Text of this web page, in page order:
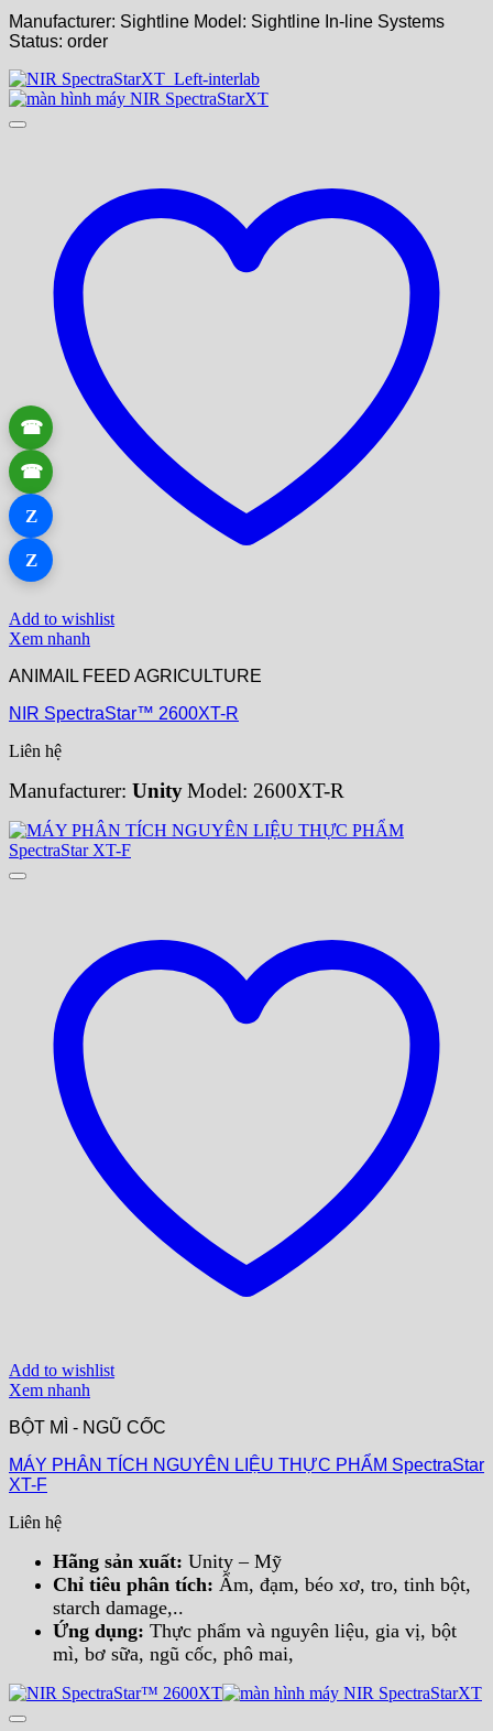
Manufacturer: Sightline Model: Sightline In-line Systems
Status: order
Add to wishlist
Xem nhanh
ANIMAIL FEED AGRICULTURE
NIR SpectraStar™ 2600XT-R
Liên hệ
Manufacturer: UnityModel: 2600XT-R
Add to wishlist
Xem nhanh
BỘT MÌ - NGŨ CỐC
MÁY PHÂN TÍCH NGUYÊN LIỆU THỰC PHẨM SpectraStar
XT-F
Liên hệ
Hãng sản xuất: Unity – Mỹ
Chỉ tiêu phân tích: Ẩm, đạm, béo xơ, tro, tinh bột,
starch damage,..
Ứng dụng: Thực phẩm và nguyên liệu, gia vị, bột
mì, bơ sữa, ngũ cốc, phô mai,
☎
☎
Z
Z